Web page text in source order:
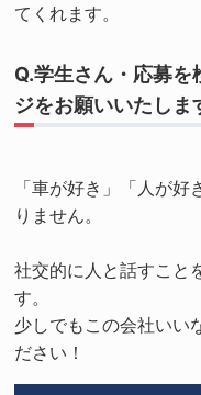
てくれます。
Q.学生さん・応募
ジをお願いいたしま
「車が好き」「人が
りません。
社交的に人と話すこと
す。
少しでもこの会社いい
ださい！